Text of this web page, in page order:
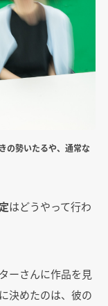
の勢いたるや、通常な
はどうやって行わ
ーさんに作品を見
決めたのは、彼の